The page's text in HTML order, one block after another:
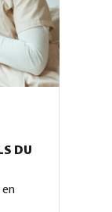
DU
en